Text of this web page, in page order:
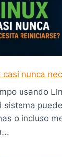
casi nunca
usando
sistema
o incluso